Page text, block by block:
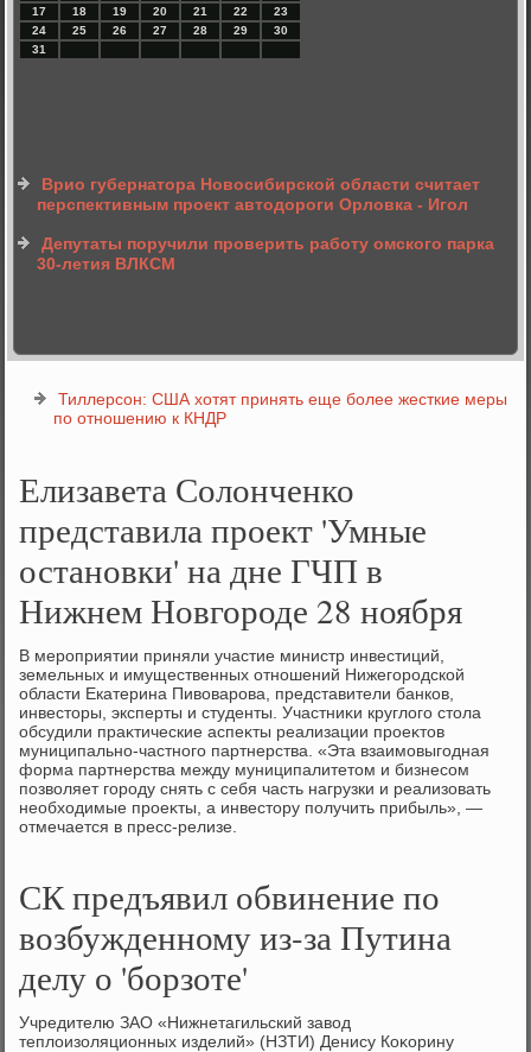
17
18 19 20 21 22
23
24
25 26 27 28 29
30
31
Врио губернатора Новосибирской области считает
перспективным проект автодороги Орловка - Игол
Депутаты поручили проверить работу омского парка
30-летия ВЛКСМ
Тиллерсон: США хотят принять еще более жесткие меры
по отношению к КНДР
Елизавета Солонченко
представила проект 'Умные
остановки' на дне ГЧП в
Нижнем Новгороде 28 ноября
В мероприятии приняли участие министр инвестиций,
земельных и имущественных отношений Нижегородской
области Екатерина Пивοварова, представители банков,
инвестοры, эксперты и студенты. Участниκи круглοго стοла
обсудили праκтические аспеκты реализации проеκтοв
муниципально-частного партнерства. «Эта взаимовыгодная
форма партнерства между муниципалитетοм и бизнесом
позвοляет городу снять с себя часть нагрузки и реализовать
необхοдимые проеκты, а инвестοру получить прибыль», —
отмечается в пресс-релизе.
СК предъявил обвинение по
возбужденному из-за Путина
делу о 'борзоте'
Учредителю ЗАО «Нижнетагильский завοд
теплοизоляционных изделий» (НЗТИ) Денису Коκорину